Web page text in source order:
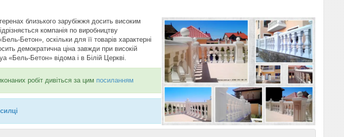
теренах близького зарубіжжя досить високим
компанія по виробництву
Бетон», оскільки для її товарів характерні
демократична ціна завжди при високій
«Бель-Бетон» відома і в Білій Церкві.
робіт дивіться за цим посиланням